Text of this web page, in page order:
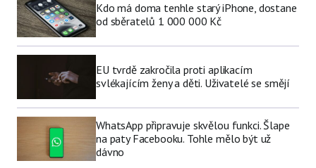
Kdo má doma tenhle starý iPhone, dostane
od sběratelů 1 000 000 Kč
EU tvrdě zakročila proti aplikacím
svlékajícím ženy a děti. Uživatelé se smějí
WhatsApp připravuje skvělou funkci. Šlape
na paty Facebooku. Tohle mělo být už
dávno